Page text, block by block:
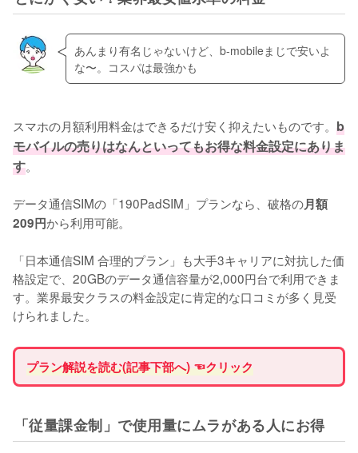
あんまり有名じゃないけど、b-mobileまじで安いよ
な〜。コスパは最強かも
スマホの月額利用料金はできるだけ安く抑えたいものです。 b
モバイルの売りはなんといってもお得な料金設定にありま
す。
データ通信SIMの「190PadSIM」プランなら、破格の月額
209円から利用可能。
「日本通信SIM 合理的プラン」も大手3キャリアに対抗した価
格設定で、20GBのデータ通信容量が2,000円台で利用できま
す。業界最安クラスの料金設定に肯定的な口コミが多く見受
けられました。
プラン解説を読む(記事下部へ) ☜クリック
「従量課金制」で使用量にムラがある人にお得